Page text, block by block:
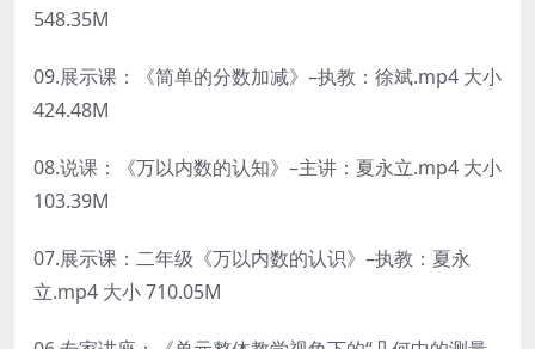
548.35M
09.展示课：《简单的分数加减》–执教：徐斌.mp4 大小
424.48M
08.说课：《万以内数的认知》–主讲：夏永立.mp4 大小
103.39M
07.展示课：二年级《万以内数的认识》–执教：夏永
立.mp4 大小 710.05M